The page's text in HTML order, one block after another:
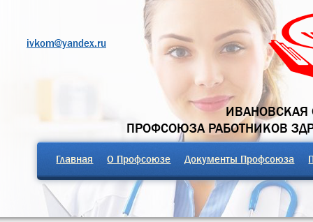
ivkom@yandex.ru
ИВАНОВСКАЯ
ПРОФСОЮЗА РАБОТНИКОВ
Главная О Профсоюзе Документы Профсоюза